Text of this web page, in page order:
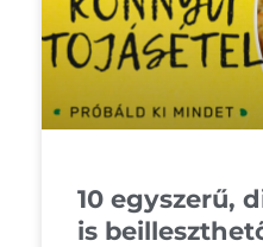
10 egyszerű,
is